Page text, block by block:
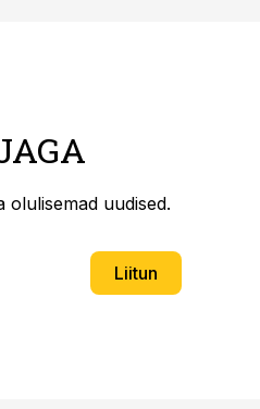
olulisemad uudised.
Liitun